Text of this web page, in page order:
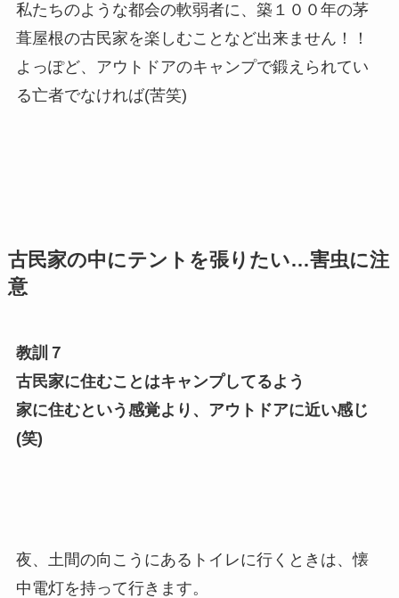
私たちのような都会の軟弱者に、築１００年の茅
葺屋根の古民家を楽しむことなど出来ません！！
よっぽど、アウトドアのキャンプで鍛えられてい
る亡者でなければ(苦笑)
古民家の中にテントを張りたい…害虫に注
意
教訓７
古民家に住むことはキャンプしてるよう
家に住むという感覚より、アウトドアに近い感じ
(笑)
夜、土間の向こうにあるトイレに行くときは、懐
中電灯を持って行きます。